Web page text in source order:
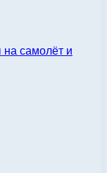
на самолёт и